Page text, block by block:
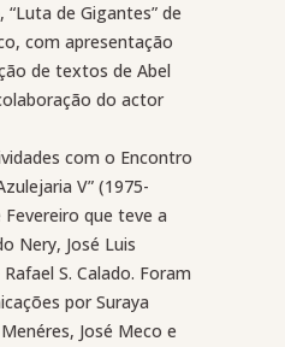
de Gigantes” de
com apresentação
de textos de Abel
do actor
com o Encontro
V” (1975-
que teve a
Nery, José Luis
S. Calado. Foram
por Suraya
José Meco e